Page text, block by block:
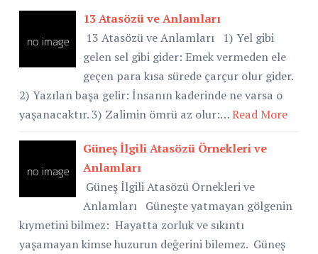
13 Atasözü ve Anlamları
13 Atasözü ve Anlamları 1) Yel gibi
gelen sel gibi gider: Emek vermeden ele
geçen para kısa sürede çarçur olur gider.
2) Yazılan başa gelir: İnsanın kaderinde ne varsa o
yaşanacaktır. 3) Zalimin ömrü az olur:…Read More
Güneş İlgili Atasözü Örnekleri ve
Anlamları
Güneş İlgili Atasözü Örnekleri ve
Anlamları Güneşte yatmayan gölgenin
kıymetini bilmez: Hayatta zorluk ve sıkıntı
yaşamayan kimse huzurun değerini bilemez. Güneş